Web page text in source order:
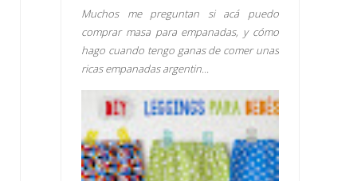
Muchos me preguntan si acá puedo
comprar masa para empanadas, y cómo
hago cuando tengo ganas de comer unas
ricas empanadas argentin...